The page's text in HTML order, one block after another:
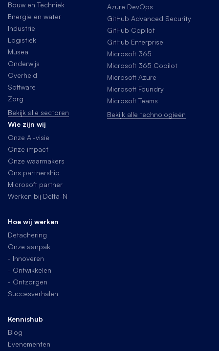
Bouw en Techniek
Energie en water
Industrie
Logistiek
Musea
Onderwijs
Overheid
Software
Zorg
Bekijk alle sectoren
Azure DevOps
GitHub Advanced Security
GitHub Copilot
GitHub Enterprise
Microsoft 365
Microsoft 365 Copilot
Microsoft Azure
Microsoft Foundry
Microsoft Teams
Bekijk alle technologieën
Wie zijn wij
Onze AI-visie
Onze impact
Onze waarmakers
Ons partnership
Microsoft partner
Werken bij Delta-N
Hoe wij werken
Detachering
Onze aanpak
- Innoveren
- Ontwikkelen
- Ontzorgen
Succesverhalen
Kennishub
Blog
Evenementen